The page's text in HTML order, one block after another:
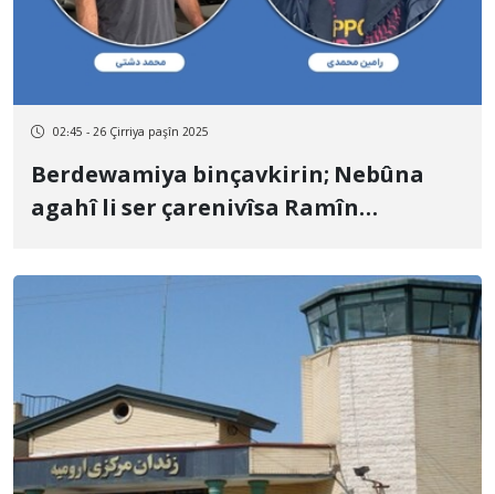
02:45 - 26 Çirriya paşîn 2025
Berdewamiya binçavkirin; Nebûna
agahî li ser çarenivîsa Ramîn
berdewam dike